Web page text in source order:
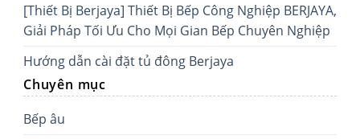
[Thiết Bị Berjaya] Thiết Bị Bếp Công Nghiệp BERJAYA,
Giải Pháp Tối Ưu Cho Mọi Gian Bếp Chuyên Nghiệp
Hướng dẫn cài đặt tủ đông Berjaya
Chuyên mục
Bếp âu